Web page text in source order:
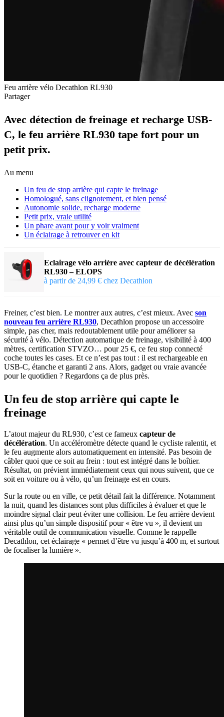
Feu arrière vélo Decathlon RL930
Partager
Avec détection de freinage et recharge USB-
C, le feu arrière RL930 tape fort pour un
petit prix.
Au menu
Un feu de stop arrière qui capte le freinage
Homologué, sans clignotement, et bien pensé
Autonomie solide, recharge moderne
Petit prix, vraie utilité
Un phare avant pour y voir vraiment
Un éclairage à retrouver en kit
Eclairage vélo arrière avec capteur de décélération
RL930 – ELOPS
à partir de 24,99 € chez Decathlon
Freiner, c’est bien. Le montrer aux autres, c’est mieux. Avec son
nouveau feu arrière RL930, Decathlon propose un accessoire
simple, pas cher, mais redoutablement utile pour améliorer sa
sécurité à vélo. Détection automatique de freinage, visibilité à 400
mètres, certification STVZO… pour 25 €, ce feu stop connecté
coche toutes les cases. Et ce n’est pas tout : il est rechargeable en
USB-C, étanche et garanti 2 ans. Alors, gadget ou vraie avancée
pour le quotidien ? Regardons ça de plus près.
Un feu de stop arrière qui capte le
freinage
L’atout majeur du RL930, c’est ce fameux capteur de
décélération. Un accéléromètre détecte quand le cycliste ralentit, et
le feu augmente alors automatiquement en intensité. Pas besoin de
câbler quoi que ce soit au frein : tout est intégré dans le boîtier.
Résultat, on prévient immédiatement ceux qui nous suivent, que ce
soit en voiture ou à vélo, qu’un freinage est en cours.
Sur la route ou en ville, ce petit détail fait la différence. Notamment
la nuit, quand les distances sont plus difficiles à évaluer et que le
moindre signal clair peut éviter une collision. Le feu arrière devient
ainsi plus qu’un simple dispositif pour « être vu », il devient un
véritable outil de communication visuelle. Comme le rappelle
Decathlon, cet éclairage « permet d’être vu jusqu’à 400 m, et surtout
de focaliser la lumière ».